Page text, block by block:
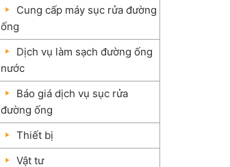
Cung cấp máy sục rửa đường
ống
Dịch vụ làm sạch đường ống
nước
Báo giá dịch vụ sục rửa
đường ống
Thiết bị
Vật tư